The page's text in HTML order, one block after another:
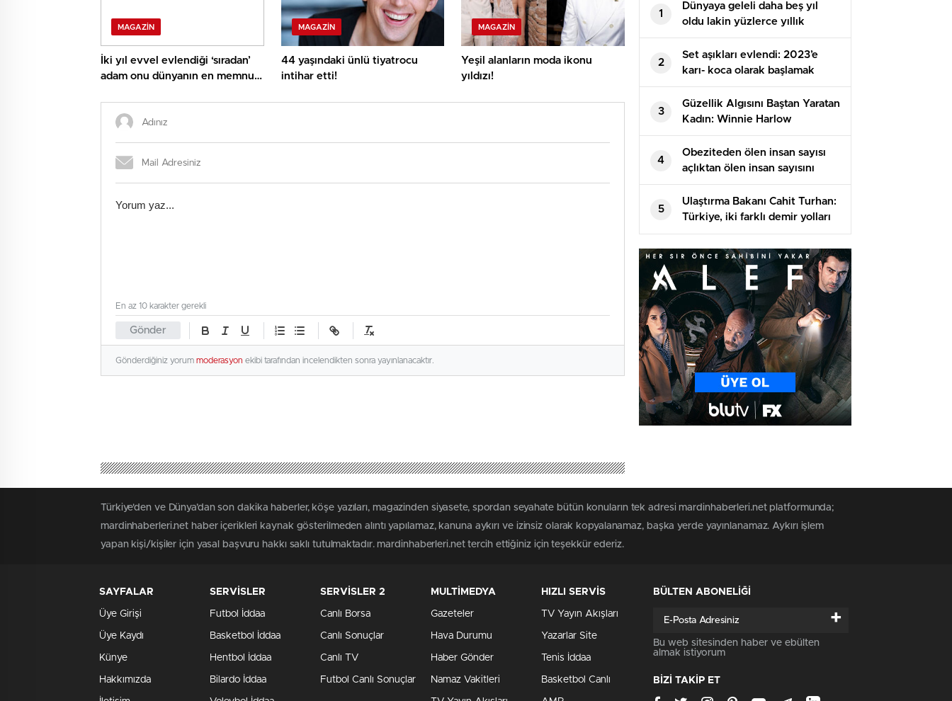
MAGAZIN
İki yıl evvel evlendiği ‘sıradan’
adam onu dünyanın en memnun
MAGAZIN
44 yaşındaki ünlü tiyatrocu
intihar etti!
MAGAZIN
Yeşil alanların moda ikonu
yıldızı!
Gönder
En az 10 karakter gerekli
Gönderdiğiniz yorum moderasyon ekibi tarafından incelendikten sonra yayınlanacaktır.
1
Dünyaya geleli daha beş yıl
oldu lakin yüzlerce yıllık
geleneği yerle bir etti
2
Set aşıkları evlendi: 2023’e
karı- koca olarak başlamak
istedik… Konuta sarfiyat gitmez
gelinliğimi çıkarıp pijama
giydim
3
Güzellik Algısını Baştan Yaratan
Kadın: Winnie Harlow
4
Obeziteden ölen insan sayısı
açlıktan ölen insan sayısını
geçti
5
Ulaştırma Bakanı Cahit Turhan:
Türkiye, iki farklı demir yolları
İle AB’ye bağlanacağını açıkladı
Türkiye'den ve Dünya’dan son dakika haberler, köşe yazıları, magazinden siyasete, spordan seyahate bütün konuların tek adresi mardinhaberleri.net platformunda;
mardinhaberleri.net haber içerikleri kaynak gösterilmeden alıntı yapılamaz, kanuna aykırı ve izinsiz olarak kopyalanamaz, başka yerde yayınlanamaz. Aykırı işlem
yapan kişi/kişiler için yasal başvuru hakkı saklı tutulmaktadır. mardinhaberleri.net tercih ettiğiniz için teşekkür ederiz.
SAYFALAR
Üye Girişi
Üye Kaydı
Künye
Hakkımızda
SERVİSLER
Futbol İddaa
Basketbol İddaa
Hentbol İddaa
Bilardo İddaa
SERVİSLER 2
Canlı Borsa
Canlı Sonuçlar
Canlı TV
Futbol Canlı Sonuçlar
MULTİMEDYA
Gazeteler
Hava Durumu
Haber Gönder
Namaz Vakitleri
HIZLI SERVİS
TV Yayın Akışları
Yazarlar Site
Tenis İddaa
Basketbol Canlı
BÜLTEN ABONELİĞİ
+
Bu web sitesinden haber ve ebülten
almak istiyorum
BİZİ TAKİP ET